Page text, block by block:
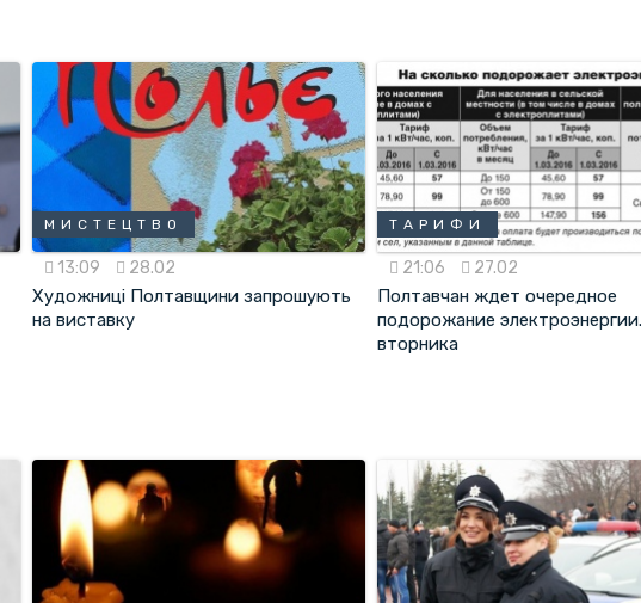
МИСТЕЦТВО
13:09 28.02
Художниці Полтавщини запрошують
на виставку
ТАРИФИ
21:06 27.02
Полтавчан ждет очередное
подорожание
вторника